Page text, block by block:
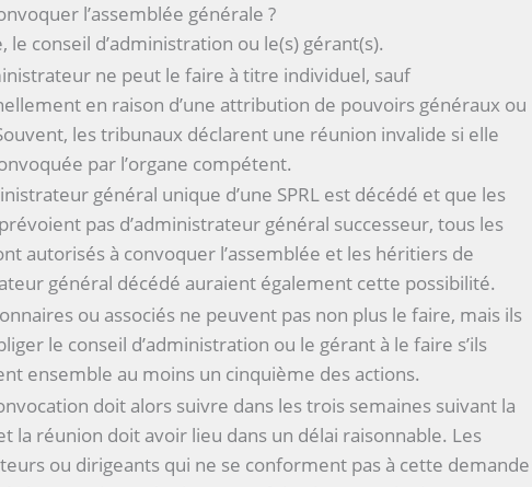
l’assemblée générale ?
le conseil d’administration ou le(s) gérant(s).
ne peut le faire à titre individuel, sauf
en raison d’une attribution de pouvoirs généraux ou
les tribunaux déclarent une réunion invalide si elle
par l’organe compétent.
général unique d’une SPRL est décédé et que les
pas d’administrateur général successeur, tous les
autorisés à convoquer l’assemblée et les héritiers de
général décédé auraient également cette possibilité.
ou associés ne peuvent pas non plus le faire, mais ils
le conseil d’administration ou le gérant à le faire s’ils
ensemble au moins un cinquième des actions.
doit alors suivre dans les trois semaines suivant la
la réunion doit avoir lieu dans un délai raisonnable. Les
ou dirigeants qui ne se conforment pas à cette demande